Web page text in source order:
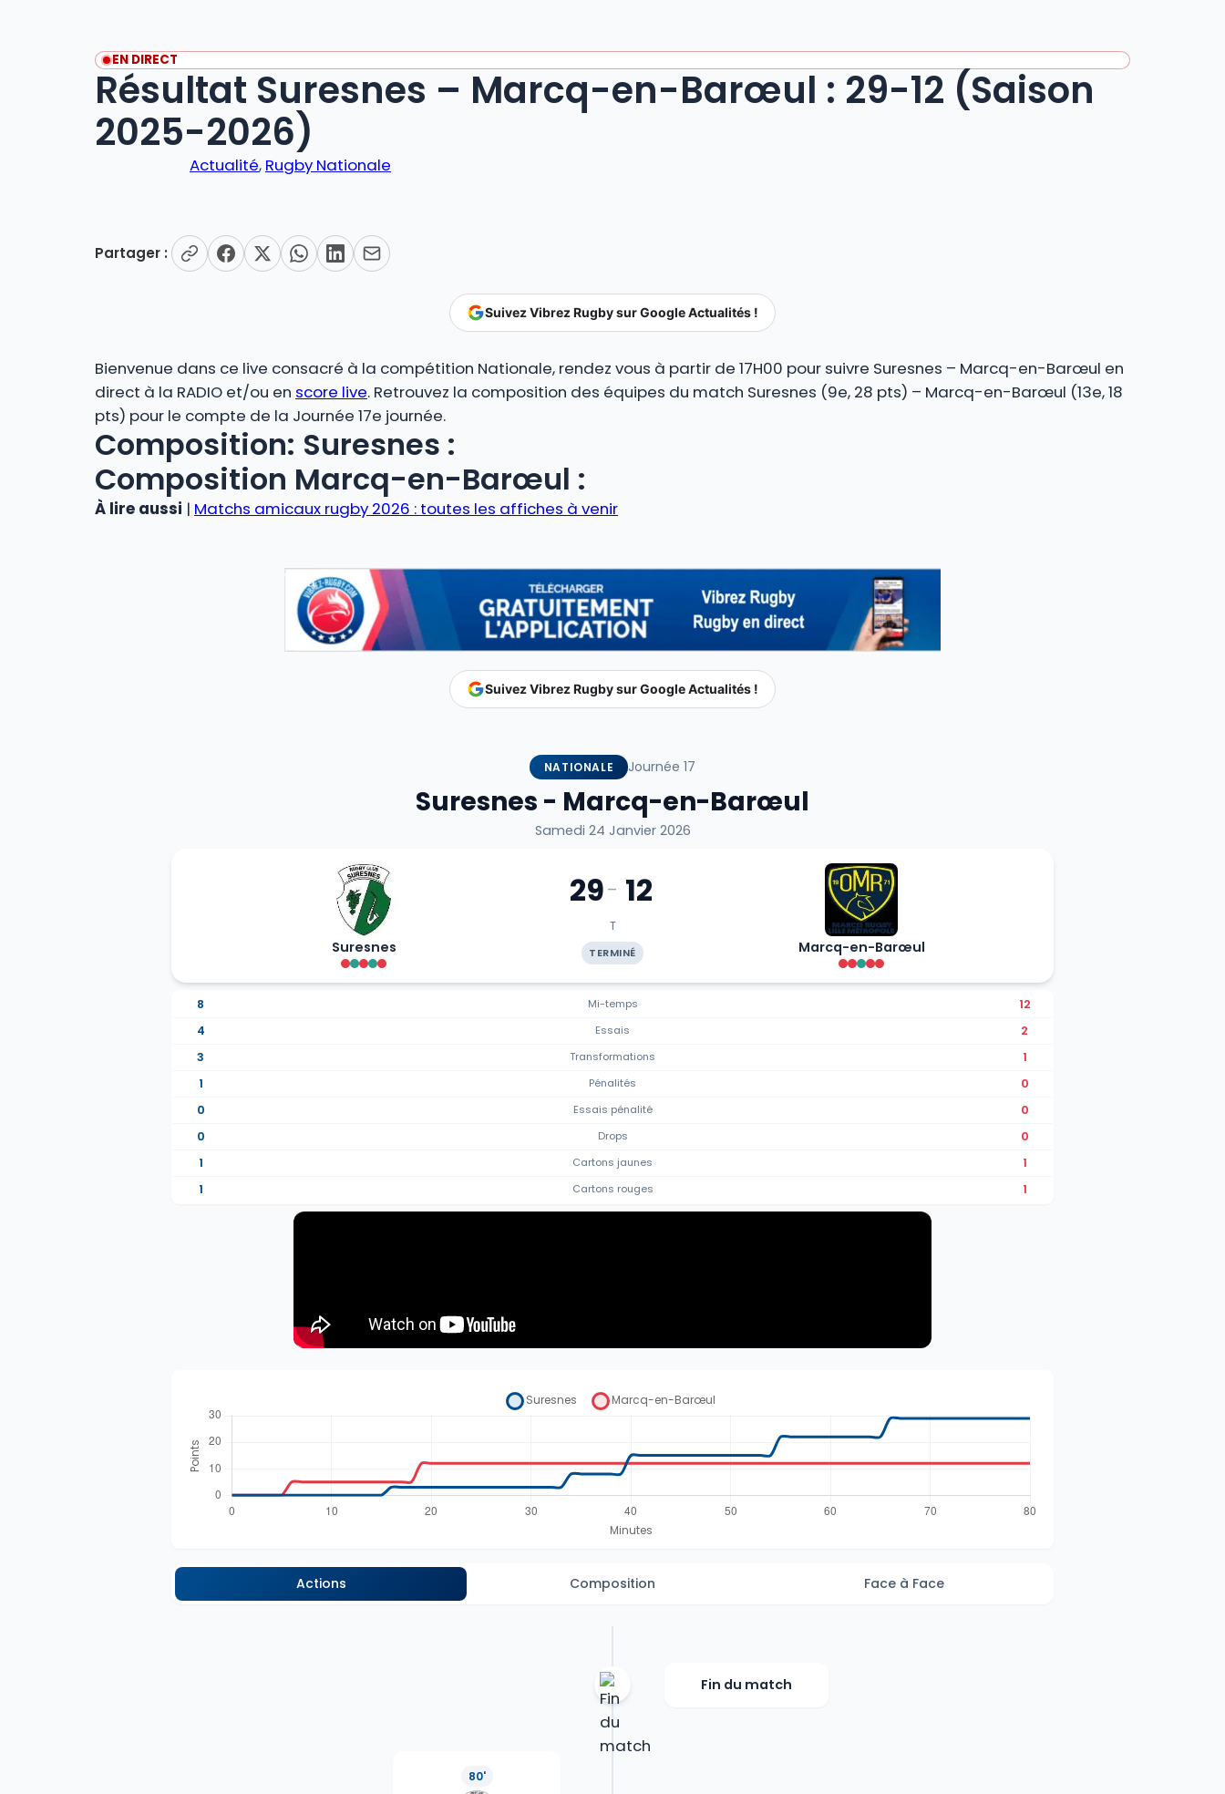
EN DIRECT
Résultat Suresnes – Marcq-en-Barœul : 29-12 (Saison
2025-2026)
Actualité, Rugby Nationale
Partager :
Suivez Vibrez Rugby sur Google Actualités !
Bienvenue dans ce live consacré à la compétition Nationale, rendez vous à partir de 17H00 pour suivre Suresnes – Marcq-en-Barœul en
direct à la RADIO et/ou en score live. Retrouvez la composition des équipes du match Suresnes (9e, 28 pts) – Marcq-en-Barœul (13e, 18
pts) pour le compte de la Journée 17e journée.
Composition: Suresnes :
Composition Marcq-en-Barœul :
À lire aussi | Matchs amicaux rugby 2026 : toutes les affiches à venir
Suivez Vibrez Rugby sur Google Actualités !
NATIONALE Journée 17
Suresnes - Marcq-en-Barœul
Samedi 24 Janvier 2026
Suresnes
29- 12
T
TERMINÉ Marcq-en-Barœul
8 Mi-temps
12
4
Essais
2
3
Transformations
1
1
Pénalités
0
0
Essais pénalité
0
0
Drops
0
1
Cartons jaunes
1
1
Cartons rouges 1
Actions Composition Face à Face
Fin du match
80'